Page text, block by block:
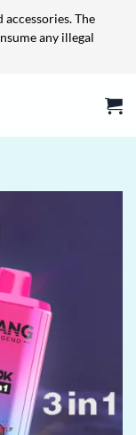
accessories. The
any illegal